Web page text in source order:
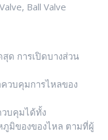
Ball Valve
สุด การเปิดบางส่วน
วบคุมการไหลของ
บคุมได้ทั้ง
มิของของไหล ตามที่ผู้